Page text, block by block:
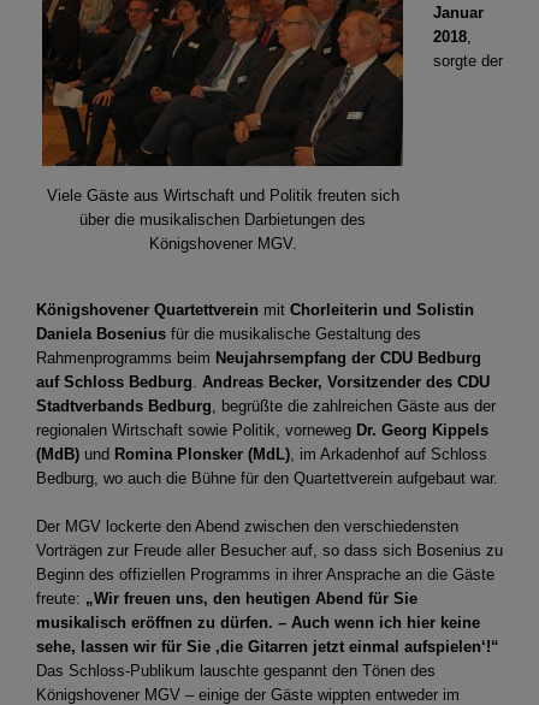
Viele Gäste aus Wirtschaft und Politik freuten sich
über die musikalischen Darbietungen des
Königshovener MGV.
Januar
2018,
sorgte der
Königshovener Quartettverein mit Chorleiterin und Solistin
Daniela Bosenius für die musikalische Gestaltung des
Rahmenprogramms beim Neujahrsempfang der CDU Bedburg
auf Schloss Bedburg. Andreas Becker, Vorsitzender des CDU
Stadtverbands Bedburg, begrüßte die zahlreichen Gäste aus der
regionalen Wirtschaft sowie Politik, vorneweg Dr. Georg Kippels
(MdB) und Romina Plonsker (MdL), im Arkadenhof auf Schloss
Bedburg, wo auch die Bühne für den Quartettverein aufgebaut war.
Der MGV lockerte den Abend zwischen den verschiedensten
Vorträgen zur Freude aller Besucher auf, so dass sich Bosenius zu
Beginn des offiziellen Programms in ihrer Ansprache an die Gäste
freute: „Wir freuen uns, den heutigen Abend für Sie
musikalisch eröffnen zu dürfen. – Auch wenn ich hier keine
sehe, lassen wir für Sie ‚die Gitarren jetzt einmal aufspielen‘!“
Das Schloss-Publikum lauschte gespannt den Tönen des
Königshovener MGV – einige der Gäste wippten entweder im